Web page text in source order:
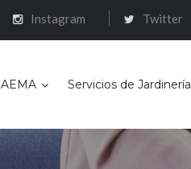
Instagram Twitter
AEMA Servicios de Jardinería